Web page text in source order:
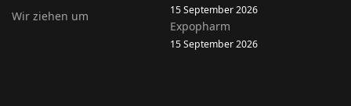
Wir ziehen um
15 September 2026
Expopharm
15 September 2026